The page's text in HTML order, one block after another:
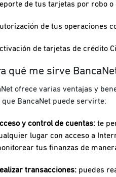
de tus tarjetas por robo o
de tus operaciones
de tarjetas de crédito
qué me sirve
ofrece varias ventajas y
que BancaNet puede servirte:
y control de cuentas: te
lugar con acceso a
tus finanzas de
transacciones: puedes